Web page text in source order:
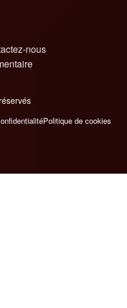
nous
Politique de cookies